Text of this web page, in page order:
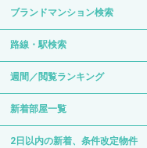
ブランドマンション検索
路線・駅検索
週間／閲覧ランキング
新着部屋一覧
2日以内の新着、条件改定物件